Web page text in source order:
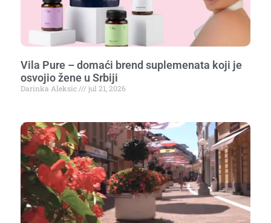
Vila Pure – domaći brend suplemenata koji je
osvojio žene u Srbiji
Darinka Aleksic jul 21, 2026